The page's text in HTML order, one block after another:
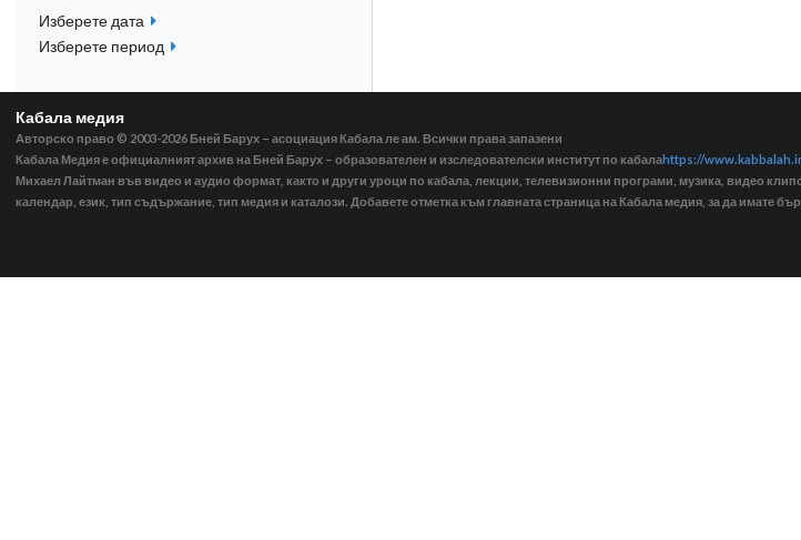
Изберете дата
Изберете период
Кабала медия
Авторско право © 2003-2026 Бней Барух – асоциация Кабала ле ам. Всички права запазени
Кабала Медия е официалният архив на Бней Барух – образователен и изследователски институт по кабалаhttps://
Михаел Лайтман във видео и аудио формат, както и други уроци по кабала, лекции, телевизионни програми, музика, видео
календар, език, тип съдържание, тип медия и каталози. Добавете отметка към главната страница на Кабала медия, за да имате